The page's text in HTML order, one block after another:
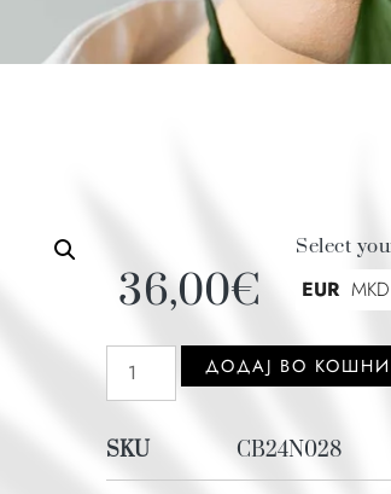
36,00€
Select
EUR MKD
ДОДАJ ВО
SKU CB24N028